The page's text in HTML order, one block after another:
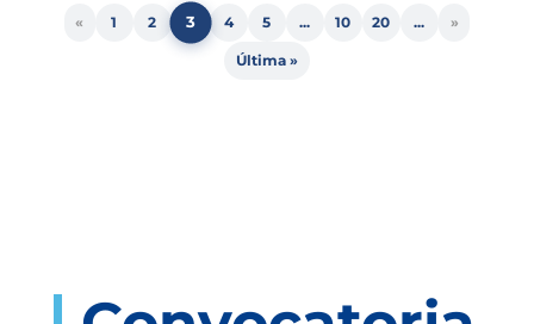
« 1 2 3 4 5 ... 10 20 ... »
Última »